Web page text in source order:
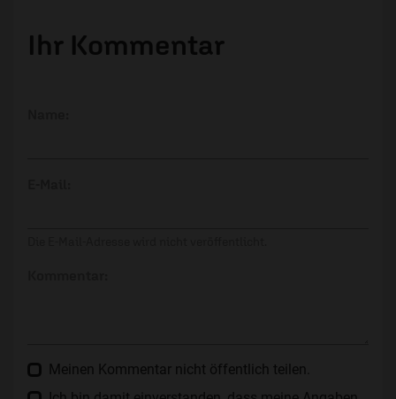
Ihr Kommentar
Meinen Kommentar nicht öffentlich teilen.